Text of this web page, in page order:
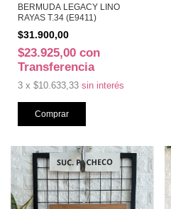
BERMUDA LEGACY LINO
RAYAS T.34 (E9411)
$31.900,00
$23.925,00 con
Transferencia
3 x $10.633,33 sin interés